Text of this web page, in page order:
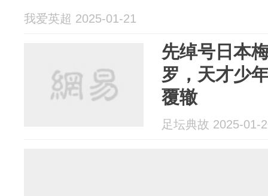
我爱英超 2025-01-21
先绰号日本
罗，天才少
覆辙
足坛典故 2025-01-